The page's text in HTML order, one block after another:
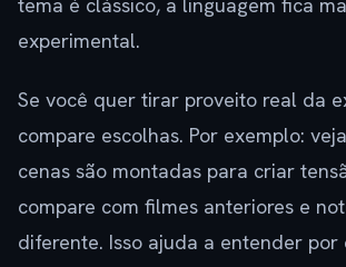
experimental.
Se você quer tirar proveito real da
compare escolhas. Por exemplo:
cenas são montadas para criar
compare com filmes anteriores e
diferente. Isso ajuda a entender por